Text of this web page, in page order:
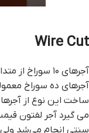
Wire Cut
آجرهای ۱۰
آجرهای ده سوراخ
ساخت این نوع از
می گیرد آجر لفتون
سنتی انجام می‌شد ولی